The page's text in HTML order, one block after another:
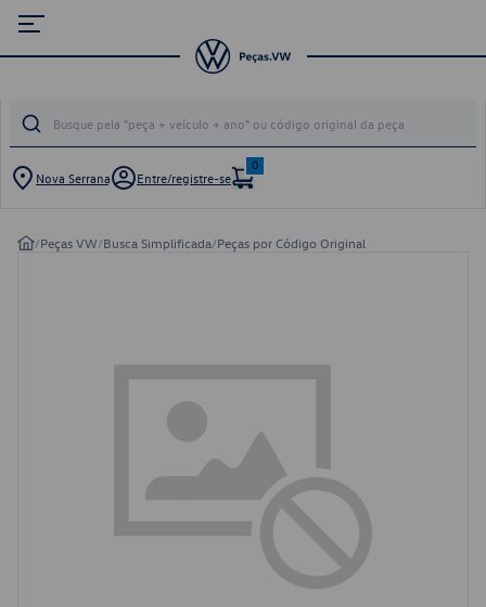
Nova Serrana Entre/registre-se
0
/Peças VW/Busca Simplificada/Peças por Código Original